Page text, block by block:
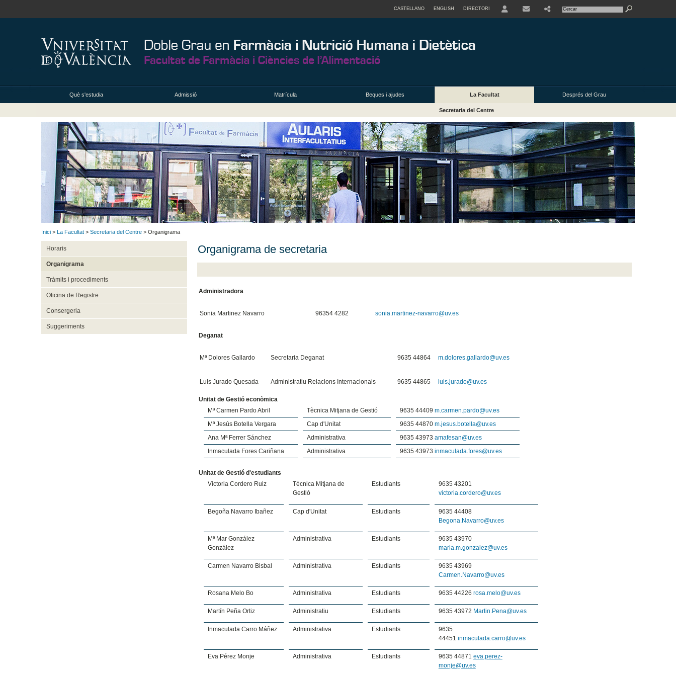
CASTELLANO ENGLISH DIRECTORI
Què s'estudia Admissió Matrícula Beques i ajudes La Facultat Després del Grau
Secretaria del Centre
Inici > La Facultat > Secretaria del Centre > Organigrama
Horaris
Organigrama
Tràmits i procediments
Oficina de Registre
Consergeria
Suggeriments
Organigrama de secretaria
Administradora
Sonia Martinez Navarro 96354 4282 sonia.martinez-navarro@uv.es
Deganat
Mª Dolores Gallardo Secretaria Deganat 9635 44864 m.dolores.gallardo@uv.es
Luis Jurado Quesada Administratiu Relacions Internacionals 9635 44865 luis.jurado@uv.es
Unitat de Gestió econòmica
Mª Carmen Pardo Abril
Tècnica Mitjana de Gestió 9635 44409 m.carmen.pardo@uv.es
Mª Jesús Botella Vergara
Cap d'Unitat 9635 44870 m.jesus.botella@uv.es
Ana Mª Ferrer Sánchez
Administrativa 9635 43973 amafesan@uv.es
Inmaculada Fores Cariñana
Administrativa 9635 43973 inmaculada.fores@uv.es
Unitat de Gestió d'estudiants
Victoria Cordero Ruiz
Tècnica Mitjana de
Gestió
Estudiants
9635 43201
victoria.cordero@uv.es
Begoña Navarro Ibañez Cap d'Unitat Estudiants
9635 44408
Begona.Navarro@uv.es
Mª Mar González
González
Administrativa Estudiants
9635 43970
maria.m.gonzalez@uv.es
Carmen Navarro Bisbal Administrativa Estudiants
9635 43969
Carmen.Navarro@uv.es
Rosana Melo Bo Administrativa Estudiants 9635 44226 rosa.melo@uv.es
Martín Peña Ortiz Administratiu Estudiants 9635 43972 Martin.Pena@uv.es
Inmaculada Carro Máñez Administrativa Estudiants
9635
44451 inmaculada.carro@uv.es
Eva Pérez Monje Administrativa Estudiants 9635 44871 eva.perez-
monje@uv.es